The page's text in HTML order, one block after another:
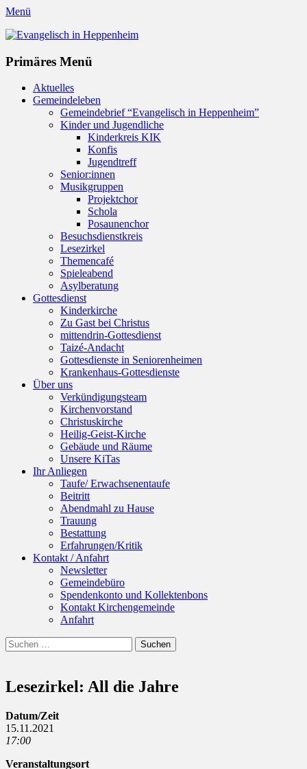
Menü
Evangelisch in Heppenheim
Primäres Menü
Zum
Inhalt
Aktuelles
Gemeindeleben
Gemeindebrief “Evangelisch in Heppenheim”
Kinder und Jugendliche
Kinderkreis KIK
Konfis
Jugendtreff
Senior:innen
Musikgruppen
Projektchor
Schola
Posaunenchor
Besuchsdienstkreis
Lesezirkel
Themencafé
Spieleabend
Asylberatung
Gottesdienst
Kinderkirche
Zu Gast bei Christus
mittendrin-Gottesdienst
Taizé-Andacht
Gottesdienste in Seniorenheimen
Krankenhaus-Gottesdienste
Über uns
Verkündigungsteam
Kirchenvorstand
Christuskirche
Heilig-Geist-Kirche
Gebäude und Räume
Unsere KiTas
Ihr Anliegen
Taufe/ Erwachsenentaufe
Beitritt
Abendmahl zu Hause
Trauung
Bestattung
Erfahrungen/Kritik
Kontakt / Anfahrt
Newsletter
Gemeindebüro
Spendenkonto und Kollektenbons
Kontakt Kirchengemeinde
Anfahrt
Suchen
Suchen
nach:
Lesezirkel: All die Jahre
Datum/Zeit
15.11.2021
17:00
Veranstaltungsort